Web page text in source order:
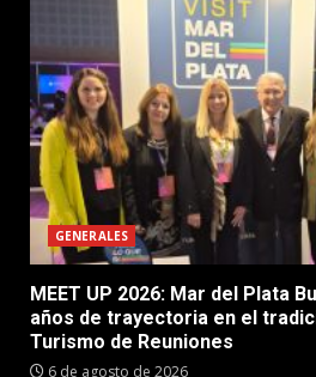
GENERALES
MEET UP 2026: Mar del Plata
años de trayectoria en el
Turismo de Reuniones
6 de agosto de 2026